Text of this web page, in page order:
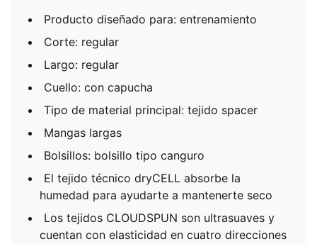
Producto diseñado para: entrenamiento
Corte: regular
Largo: regular
Cuello: con capucha
Tipo de material principal: tejido spacer
Mangas largas
Bolsillos: bolsillo tipo canguro
El tejido técnico dryCELL absorbe la
humedad para ayudarte a mantenerte seco
Los tejidos CLOUDSPUN son ultrasuaves y
cuentan con elasticidad en cuatro direcciones